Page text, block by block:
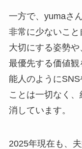
一方で、yumaさ
非常に少ないこ
大切にする姿勢
最優先する価値
能人のように
ことは一切なく
消しています。
2025年現在も、